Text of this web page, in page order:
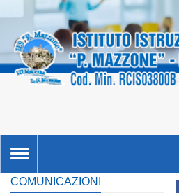
TOGGLE
NAVIGATION
COMUNICAZIONI